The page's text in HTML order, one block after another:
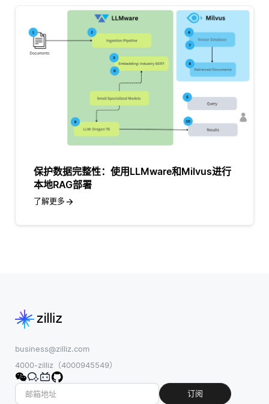
保护数据完整性：使用LLMware和Milvus进行
本地RAG部署
了解更多
business@zilliz.com
4000-zilliz（4000945549）
订阅